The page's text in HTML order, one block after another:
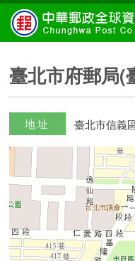
臺北市府郵局(
地址 臺北市信義